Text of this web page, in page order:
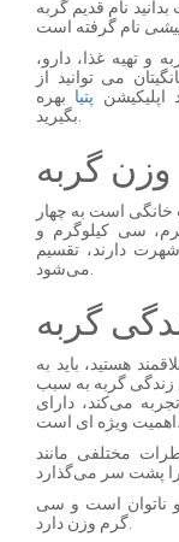
تهیه غذا، دارو،
می توانید از
اپلیکیشن پتیا بهره
وزن گربه
خانگی است به چهار
سی کیلوگرم و
دارند، تقسیم
گربه
هستید، باید به
زندگی گربه به سبب
می‌کند، دارای
مختلفی مانند
و ناتوان است و سی